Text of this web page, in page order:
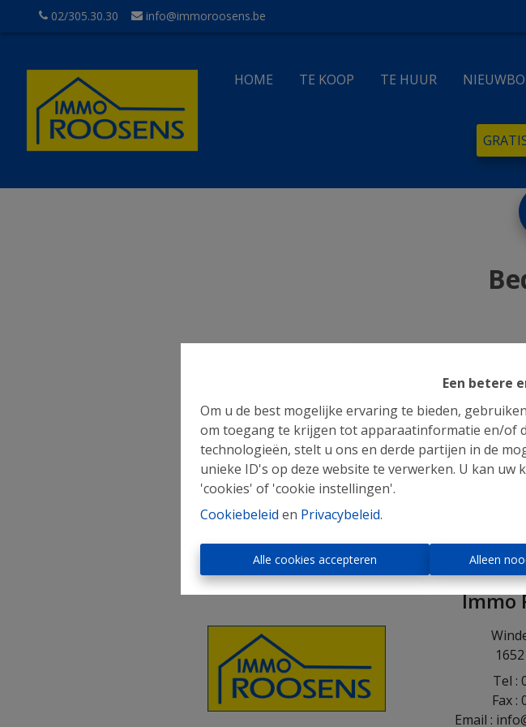
Een betere
Om u de best mogelijke ervaring te bieden,
om toegang te krijgen tot apparaatinformatie en/of
technologieën, stelt u ons en derde partijen in de
unieke ID's op deze website te verwerken. U kan
'cookies' of 'cookie instellingen'.
Cookiebeleid en Privacybeleid.
Alle cookies accepteren Alleen
02/305.30.30 info@immoroosens.be
HOME TE KOOP TE HUUR
Immo
Tel :
Fax :
Email :